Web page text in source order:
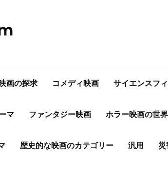
画の探求 コメディ映画 サイエンスフ
マ ファンタジー映画 ホラー映画の世界
歴史的な映画のカテゴリー 汎用